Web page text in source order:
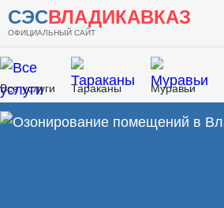
СЭСВЛАДИКАВКАЗ
ОФИЦИАЛЬНЫЙ САЙТ
Все услуги Тараканы Муравьи